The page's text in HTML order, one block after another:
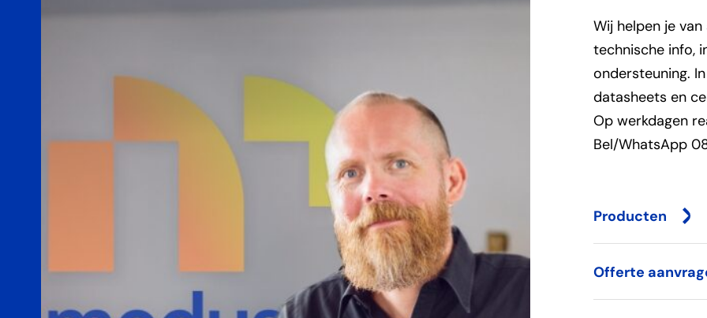
Wij helpen je
technische info,
ondersteuning.
datasheets en
Op werkdagen
Bel/WhatsApp
Producten
Offerte